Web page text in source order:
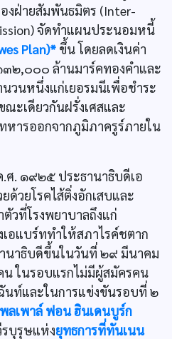
งฝ่ายสัมพันธมิตร (Inter-
จัดทำแผนประนอมหนี้
Plan)* ขึ้น โดยลดเงินค่า
๓๒,๐๐๐ ล้านมาร์คทองคำและ
นวนหนึ่งแก่เยอรมนีเพื่อชำระ
ะเดียวกันฝรั่งเศสและ
หารออกจากภูมิภาครูร์ภายใน
ศ. ๑๙๒๕ ประธานาธิบดีเอ
วยโรคไส้ติ่งอักเสบและ
วที่โรงพยาบาลถึงแก่
อแบร์ททำให้สภาไรค์ชตาก
นาธิบดีขึ้นในวันที่ ๒๙ มีนาคม
ในรอบแรกไม่มีผู้สมัครคน
นท์และในการแข่งขันรอบที่ ๒
ลเพาล์ ฟอน ฮินเดนบูร์ก
บุรุษแห่งยุทธการที่ทันเนน